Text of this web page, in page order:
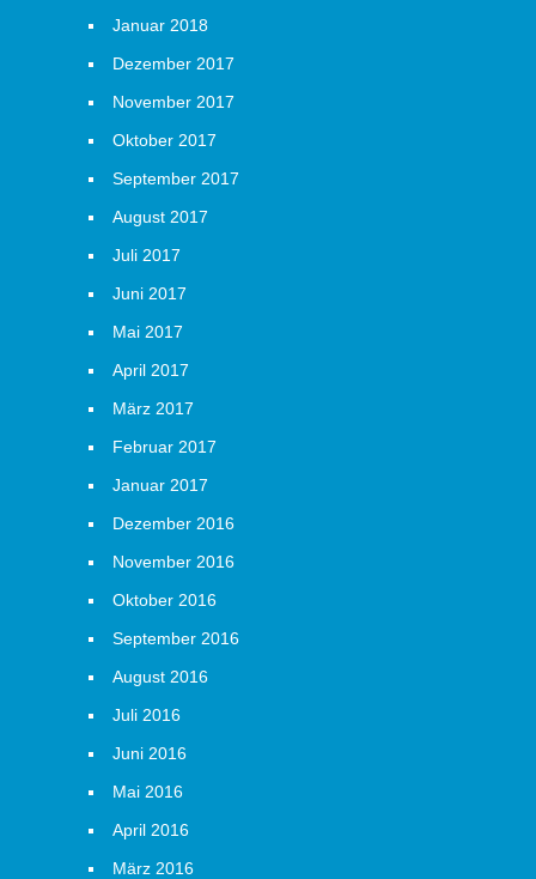
Januar 2018
Dezember 2017
November 2017
Oktober 2017
September 2017
August 2017
Juli 2017
Juni 2017
Mai 2017
April 2017
März 2017
Februar 2017
Januar 2017
Dezember 2016
November 2016
Oktober 2016
September 2016
August 2016
Juli 2016
Juni 2016
Mai 2016
April 2016
März 2016